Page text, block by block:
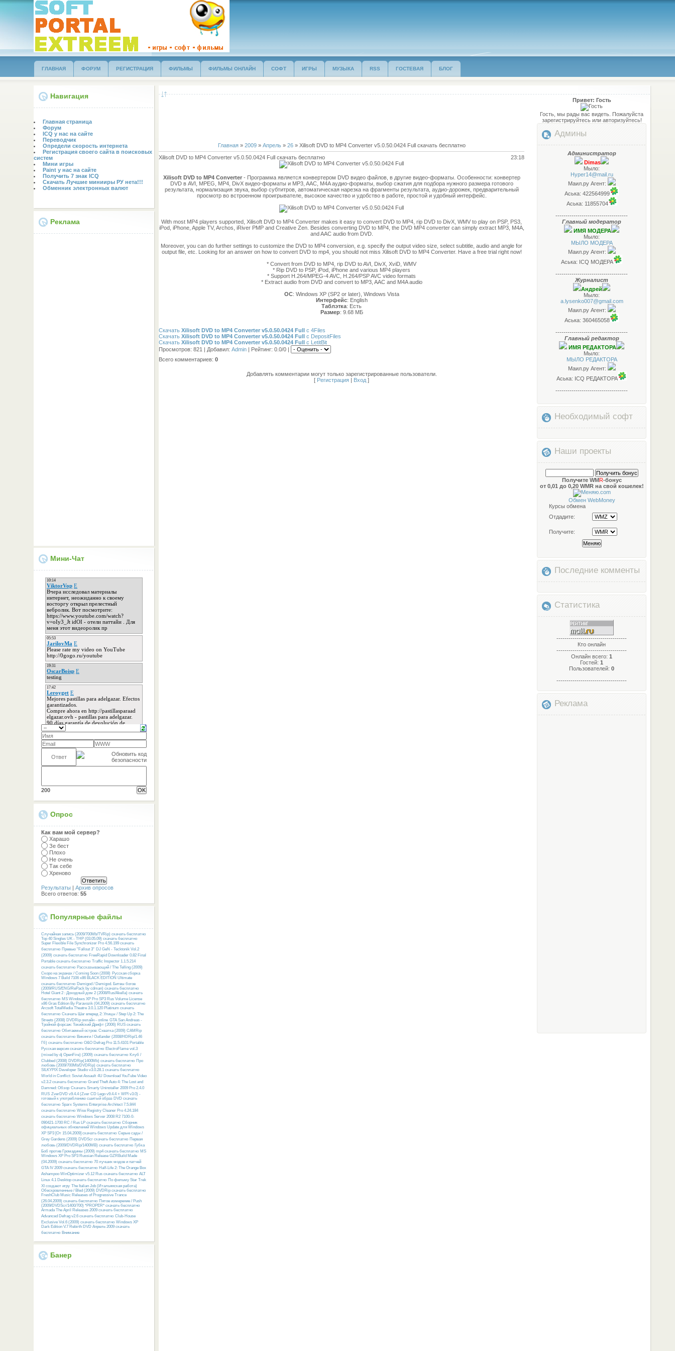
ГЛАВНАЯ ФОРУМ РЕГИСТРАЦИЯ ФИЛЬМЫ ФИЛЬМЫ ОНЛАЙН СОФТ ИГРЫ МУЗЫКА RSS ГОСТЕВАЯ БЛОГ
Навигация
Главная страница
Форум
ICQ у нас на сайте
Переводчик
Определи скорость интернета
Регистрация своего сайта в поисковых
систем
Мини игры
Paint у нас на сайте
Получить 7 знак ICQ
Скачать Лучшие минииры РУ нета!!!
Обменник электронных валют
Реклама
Мини-Чат
200
Опрос
Как вам мой сервер?
Харашо
Зе бест
Плохо
Не очень
Так себе
Хреново
Результаты |Архив опросов
Всего ответов:55
Популярные файлы
Случайная запись (2009/700Mb/TVRip) скачать бесплатно
Top 40 Singles UK - THP (03.05.09) скачать бесплатно
Super Flexible File Synchronizer Pro 4.56.199 скачать
бесплатно Превью "Fallout 3" DJ GeN - Tecktonik Vol.2
(2009) скачать бесплатно FreeRapid Downloader 0.82 Final
Portable скачать бесплатно Traffic Inspector 1.1.5.214
скачать бесплатно Рассказывающий / The Telling (2009)
Скоро на экранах / Coming Soon (2008) Русcкая сборка
Windows 7 Build 7106 x86 BLACK EDITION Ultimate
скачать бесплатно Demigod / Demigod. Битвы богов
(2009/RUS/ENG/RePack by cdman) скачать бесплатно
Hotel Giant 2 : Доходный дом 2 (2008/Rus/Akella) скачать
бесплатно MS Windows XP Pro SP3 Rus Volume License
x86 Gras Edition By Paravozik (04.2009) скачать бесплатно
Arcsoft TotalMedia Theatre 3.0.1.120 Platinum скачать
бесплатно Скачать Шаг вперед 2: Улицы / Step Up 2: The
Streets (2008) DVDRip онлайн - online GTA San Andreas -
Тройной форсаж: Токийский Дрифт (2006) RUS скачать
бесплатно Обитаемый остров: Схватка (2009) CAMRip
скачать бесплатно Викинги / Outlander (2008/HDRip/1.46
Гб) скачать бесплатно O&O Defrag Pro 11.5.4101 Portable
Русская версия скачать бесплатно ElectroFlame vol.3
(mixed by dj OpenFire) (2009) скачать бесплатно Клуб /
Clubbed (2008) DVDRip(1400Mb) скачать бесплатно Про
любовь (2009/700Mb/DVDRip) скачать бесплатно
SILKYPIX Developer Studio v3.0.28.1 скачать бесплатно
World in Conflict: Soviet Assault 4U Download YouTube Video
v2.3.2 скачать бесплатно Grand Theft Auto 4: The Lost and
Damned: Обзор Скачать Smarty Uninstaller 2009 Pro 2.4.0
RUS ZverDVD v9.4.4 (Zver CD Lego v9.4.4 + WPI v3.0) -
готовый к употреблению сшитый образ DVD скачать
бесплатно Sparx Systems Enterprise Architect 7.5.844
скачать бесплатно Wise Registry Cleaner Pro 4.24.184
скачать бесплатно Windows Server 2008 R2 7100-0-
090421-1700 RC / Rus LP скачать бесплатно Сборник
официальных обновлений Windows Update для Windows
XP SP3 [От 15.04.2009] скачать бесплатно Серые сады /
Grey Gardens (2009) DVDScr скачать бесплатно Первая
любовь (2009/DVDRip/1400MB) скачать бесплатно Губка
Боб против Громадины (2009) mp4 скачать бесплатно MS
Windows XP Pro SP3 Russian Release GZRBuild Made
(04.2009) скачать бесплатно 70 лучших модов и патчей
GTA IV 2009 скачать бесплатно Half-Life 2: The Orange Box
Ashampoo WinOptimizer v5.12 Rus скачать бесплатно ALT
Linux 4.1 Desktop скачать бесплатно По фильму Star Trek
XI создают игру The Italian Job (Итальянская работа)
Обескровленные / Bled (2009) DVDRip скачать бесплатно
FreshClub Music Releases of Progressive Trance
(26.04.2009) скачать бесплатно Пятое измерение / Push
(2009/DVDScr/1400/700) *PROPER* скачать бесплатно
Armada The April Releases 2009 скачать бесплатно
Advanced Defrag v2.6 скачать бесплатно Club-House
Exclusive Vol.6 (2009) скачать бесплатно Windows XP
Dark Edition V.7 Rebirth DVD Апрель 2009 скачать
бесплатно Внимание
Банер
Главная» 2009 » Апрель » 26» Xilisoft DVD to MP4 Converter v5.0.50.0424 Full скачать бесплатно
Xilisoft DVD to MP4 Converter v5.0.50.0424 Full скачать бесплатно
23:18
Xilisoft DVD to MP4 Converter- Программа является конвертером DVD видео файлов, в другие видео-форматы. Особенности: конвертер
DVD в AVI, MPEG, MP4, DivX видео-форматы и MP3, AAC, M4A аудио-форматы, выбор сжатия для подбора нужного размера готового
результата, нормализация звука, выбор субтитров, автоматическая нарезка на фрагменты результата, аудио-дорожек, предварительный
просмотр во встроенном проигрывателе, высокое качество и удобство в работе, простой и удобный интерфейс.
With most MP4 players supported, Xilisoft DVD to MP4 Converter makes it easy to convert DVD to MP4, rip DVD to DivX, WMV to play on PSP, PS3,
iPod, iPhone, Apple TV, Archos, iRiver PMP and Creative Zen. Besides converting DVD to MP4, the DVD MP4 converter can simply extract MP3, M4A,
and AAC audio from DVD.
Moreover, you can do further settings to customize the DVD to MP4 conversion, e.g. specify the output video size, select subtitle, audio and angle for
output file, etc. Looking for an answer on how to convert DVD to mp4, you should not miss Xilisoft DVD to MP4 Converter. Have a free trial right now!
* Convert from DVD to MP4, rip DVD to AVI, DivX, XviD, WMV
* Rip DVD to PSP, iPod, iPhone and various MP4 players
* Support H.264/MPEG-4 AVC, H.264/PSP AVC video formats
* Extract audio from DVD and convert to MP3, AAC and M4A audio
ОС: Windows XP (SP2 or later), Windows Vista
Интерфейс: English
Таблэтка: Есть
Размер: 9.68 МБ
СкачатьXilisoft DVD to MP4 Converter v5.0.50.0424 Full с 4Files
СкачатьXilisoft DVD to MP4 Converter v5.0.50.0424 Full с DepositFiles
СкачатьXilisoft DVD to MP4 Converter v5.0.50.0424 Full с LetitBit
Просмотров: 821 | Добавил:Admin | Рейтинг: 0.0/0 |
Всего комментариев:0
Добавлять комментарии могут только зарегистрированные пользователи.
[ Регистрация | Вход ]
Привет: Гость
Гость, мы рады вас видеть. Пожалуйста
зарегистрируйтесь или авторизуйтесь!
Админы
Администратор
Dimas
Мыло:
Hyper14@mail.ru
Маил.ру Агент:
Аська: 422564999
Аська: 11855704
------------------------------------
Главный модератор
ИМЯ МОДЕРА
Мыло:
МЫЛО МОДЕРА
Маил.ру Агент:
Аська: ICQ МОДЕРА
------------------------------------
Журналист
Андрей
Мыло:
a.lysenko007@gmail.com
Маил.ру Агент:
Аська: 360465058
------------------------------------
Главный редактор
ИМЯ РЕДАКТОРА
Мыло:
МЫЛО РЕДАКТОРА
Маил.ру Агент:
Аська: ICQ РЕДАКТОРА
------------------------------------
Необходимый софт
Наши проекты
Получите WMR-бонус
от 0,01 до 0,20 WMR на свой кошелек!
Обмен WebMoney
Курсы обмена
Отдадите:
Получите:
Последние комменты
Статистика
-----------------------------------
Кто онлайн
-----------------------------------
Онлайн всего:1
Гостей:1
Пользователей:0
-----------------------------------
Реклама